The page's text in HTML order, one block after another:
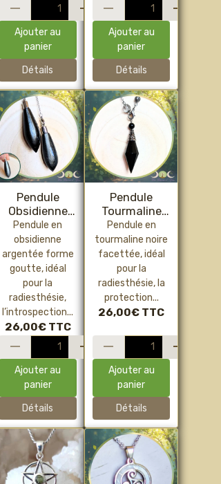
Ajouter au
panier
Détails
Ajouter au
panier
Détails
Pendule
Obsidienne
Argentée
Goutte –
Radiesthésie,
introspection
et protection
Pendule en
obsidienne
argentée forme
goutte, idéal
pour la
radiesthésie,
l’introspection...
26,00€ TTC
Ajouter au
panier
Détails
Pendule
Tourmaline
Noire Facetté
–
Radiesthésie,
protection et
ancrage
Pendule en
tourmaline noire
facettée, idéal
pour la
radiesthésie, la
protection...
26,00€ TTC
Ajouter au
panier
Détails